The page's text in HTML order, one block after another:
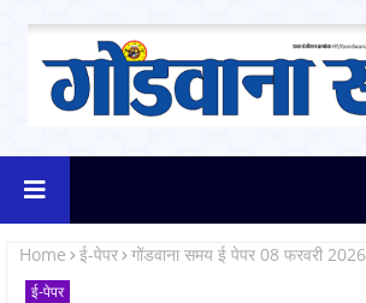
Home ई-पेपर गोंडवाना समय ई पेपर 08 फरवरी 2026
ई-पेपर